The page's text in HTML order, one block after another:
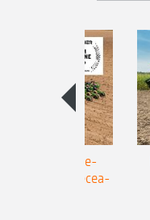
Anhänge-
Precea-